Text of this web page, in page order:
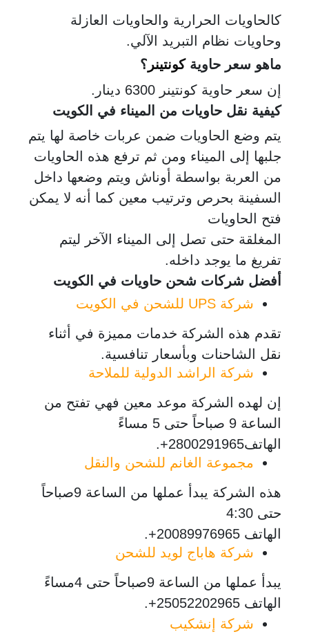
كالحاويات الحرارية والحاويات العازلة
وحاويات نظام التبريد الآلي.
ماهو سعر حاويةكونتينر ؟
إن سعر حاوية كونتينر 6300 دينار.
كيفية نقل حاويات من الميناء في الكويت
يتم وضع الحاويات ضمن عربات خاصة لها يتم
جلبها إلى الميناء ومن ثم ترفع هذه الحاويات
من العربة بواسطة أوناش ويتم وضعها داخل
السفينة بحرص وترتيب معين كما أنه لا يمكن
فتح الحاويات
المغلقة حتى تصل إلى الميناء الآخر ليتم
تفريغ ما يوجد داخله.
أفضل شركات شحن حاويات في الكويت
شركة UPS للشحن في الكويت
تقدم هذه الشركة خدمات مميزة في أثناء
نقل الشاحنات وبأسعار تنافسية.
شركة الراشد الدولية للملاحة
إن لهده الشركة موعد معين فهي تفتح من
الساعة 9 صباحاً حتى 5 مساءً
الهاتف2800291965+.
مجموعة الغانم للشحن والنقل
هذه الشركة يبدأ عملها من الساعة 9صباحاً
حتى 4:30
الهاتف 20089976965+.
شركة هاباج لويد للشحن
يبدأ عملها من الساعة 9صباحاً حتى 4مساءً
الهاتف 25052202965+.
شركة إنشكيب